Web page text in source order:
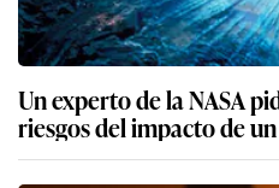
Un experto de la NASA
riesgos del impacto de